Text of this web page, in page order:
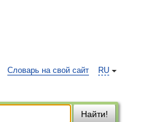
RU
Словарь на свой сайт
Найти!